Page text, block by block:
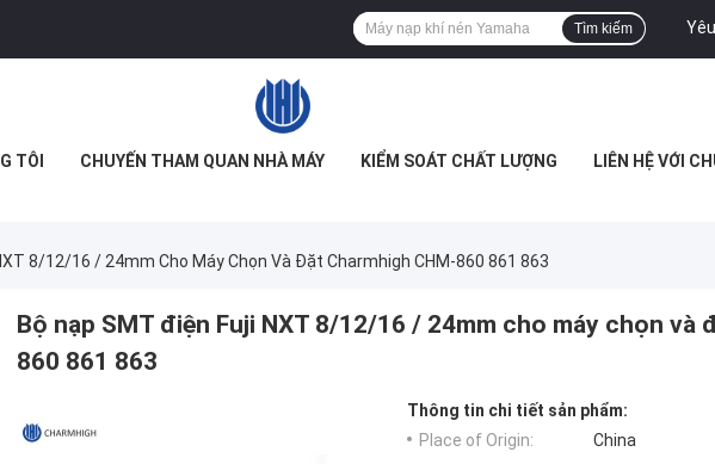
Tìm kiếm
TÔI CHUYẾN THAM QUAN NHÀ MÁY KIỂM SOÁT CHẤT LƯỢNG LIÊN HỆ VỚI
8/12/16 / 24mm Cho Máy Chọn Và Đặt Charmhigh CHM-860 861 863
Bộ nạp SMT điện Fuji NXT 8/12/16 / 24mm cho máy chọn và
860 861 863
Thông tin chi tiết sản phẩm:
Place of Origin:
China